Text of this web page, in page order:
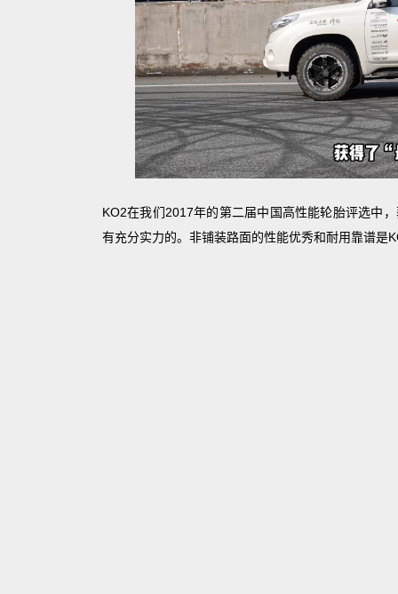
KO2在我们2017年的第二届中国高性能轮胎评选中
有充分实力的。非铺装路面的性能优秀和耐用靠谱是